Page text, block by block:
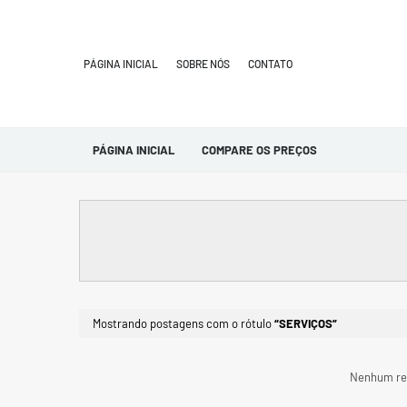
PÁGINA INICIAL SOBRE NÓS CONTATO
PÁGINA INICIAL COMPARE OS PREÇOS
Mostrando postagens com o rótulo SERVIÇOS
Nenhum